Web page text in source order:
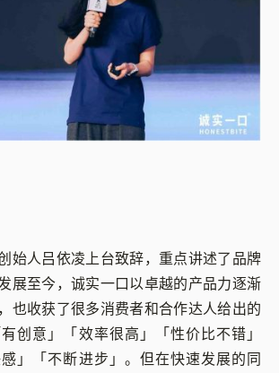
始人吕依凌上台致辞，重点讲述了品牌
展至今，诚实一口以卓越的产品力逐渐
也收获了很多消费者和合作达人给出的
创意」「效率很高」「性价比不错」
感」「不断进步」。但在快速发展的同